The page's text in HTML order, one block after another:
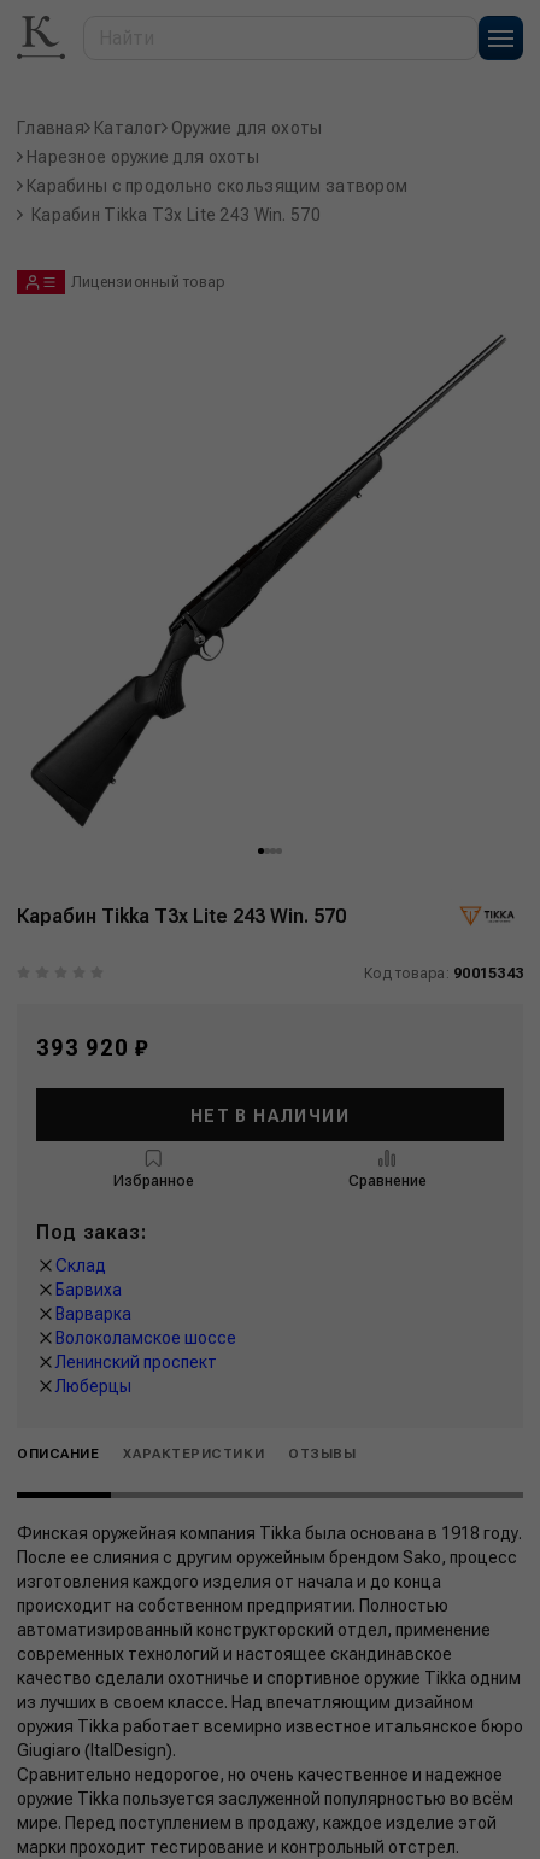
Главная Каталог Оружие для охоты
Нарезное оружие для охоты
Карабины с продольно скользящим затвором
Карабин Tikka T3x Lite 243 Win. 570
Лицензионный товар
Карабин Tikka T3x Lite 243 Win. 570
Код товара: 90015343
393 920 ₽
НЕТ В НАЛИЧИИ
Избранное Сравнение
Под заказ:
Склад
Барвиха
Варварка
Волоколамское шоссе
Ленинский проспект
Люберцы
ОПИСАНИЕ ХАРАКТЕРИСТИКИ ОТЗЫВЫ
Финская оружейная компания Tikka была основана в 1918 году.
После ее слияния с другим оружейным брендом Sako, процесс
изготовления каждого изделия от начала и до конца
происходит на собственном предприятии. Полностью
автоматизированный конструкторский отдел, применение
современных технологий и настоящее скандинавское
качество сделали охотничье и спортивное оружие Tikka одним
из лучших в своем классе. Над впечатляющим дизайном
оружия Tikka работает всемирно известное итальянское бюро
Giugiaro (ItalDesign).
Сравнительно недорогое, но очень качественное и надежное
оружие Tikka пользуется заслуженной популярностью во всём
мире. Перед поступлением в продажу, каждое изделие этой
марки проходит тестирование и контрольный отстрел.